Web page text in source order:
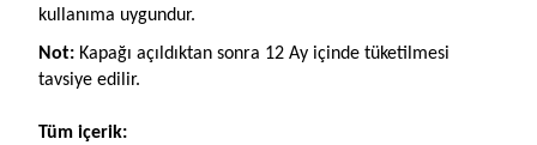
kullanıma uygundur.
Not: Kapağı açıldıktan sonra 12 Ay içinde tüketilmesi
tavsiye edilir.
Tüm içerik: